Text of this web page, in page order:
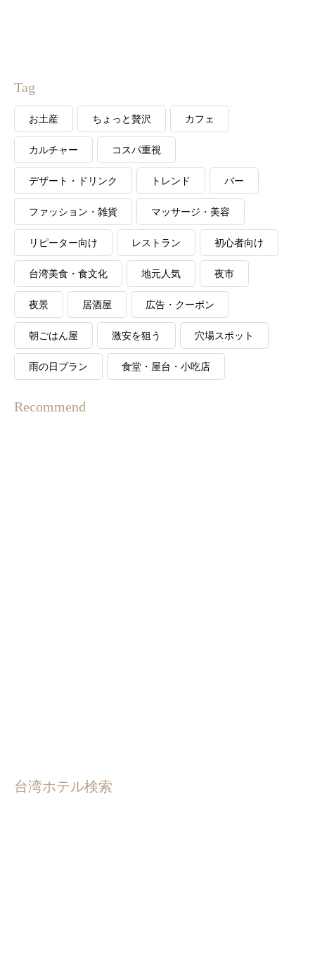
Tag
お土産 ちょっと贅沢 カフェ
カルチャー コスパ重視
デザート・ドリンク トレンド バー
ファッション・雑貨 マッサージ・美容
リピーター向け レストラン 初心者向け
台湾美食・食文化 地元人気 夜市
夜景 居酒屋 広告・クーポン
朝ごはん屋 激安を狙う 穴場スポット
雨の日プラン 食堂・屋台・小吃店
Recommend
台湾ホテル検索